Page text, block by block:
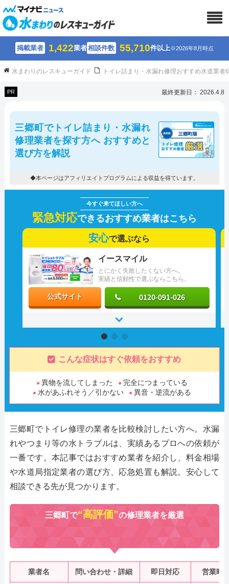
掲載業者 1,422業者相談件数 55,710件以上※2026年8月時点
水まわりのレスキューガイド トイレ詰まり・水漏れ修理おすすめ水道業
PR 最終更新日： 2026.4.8
三郷町でトイレ詰まり・水漏れ
修理業者を探す方へ おすすめと
選び方を解説
◆本ページはアフィリエイトプログラムによる収益を得ています。
緊急対応できるおすすめ業者はこちら
安心で選ぶなら
とにかく失敗したくない方へ。
実績と信頼性で選ぶならこちら。
イースマイル
公式サイト 0120-091-026
こんな症状はすぐ依頼をおすすめ
異物を流してしまった
完全につまっている
水があふれそう／引かない
異音・逆流がある
三郷町でトイレ修理の業者を比較検討したい方へ。水漏
れやつまり等の水トラブルは、実績あるプロへの依頼が
一番です。本記事ではおすすめ業者を紹介し、料金相場
や水道局指定業者の選び方、応急処置も解説。安心して
相談できる先が見つかります。
三郷町で“高評価”の修理業者を厳選
業者名 問い合わせ・詳細 即日対応 営業時